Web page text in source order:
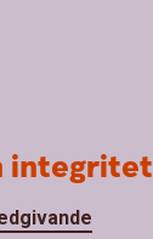
integritet